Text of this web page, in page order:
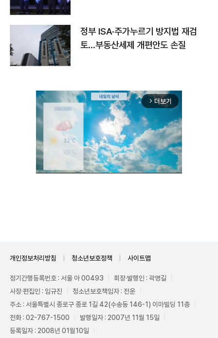
정부 ISA·주가누르기 방지법 재검
토…부동산세제 개편안도 손질
arrow_forward_ios 더보기
개인정보처리방침 청소년보호정책 사이트맵
정기간행등록번호 : 서울 아 00493
회장·발행인 : 곽영길
사장·편집인 : 임규진
청소년보호책임자 : 전운
주소 : 서울특별시 종로구 종로 1길 42(수송동 146-1) 이마빌딩 11층
전화 : 02-767-1500
발행일자 : 2007년 11월 15일
등록일자 : 2008년 01월10일